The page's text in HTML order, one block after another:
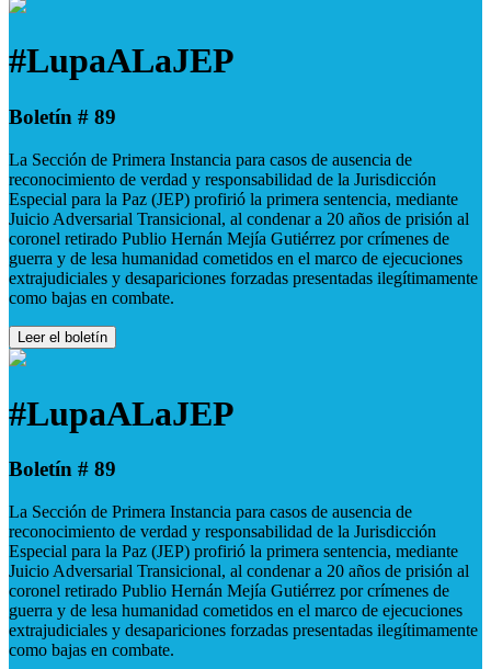
#LupaALaJEP
Boletín # 89
La Sección de Primera Instancia para casos de ausencia de
reconocimiento de verdad y responsabilidad de la Jurisdicción
Especial para la Paz (JEP) profirió la primera sentencia, mediante
Juicio Adversarial Transicional, al condenar a 20 años de prisión al
coronel retirado Publio Hernán Mejía Gutiérrez por crímenes de
guerra y de lesa humanidad cometidos en el marco de ejecuciones
extrajudiciales y desapariciones forzadas presentadas ilegítimamente
como bajas en combate.
Leer el boletín
#LupaALaJEP
Boletín # 89
La Sección de Primera Instancia para casos de ausencia de
reconocimiento de verdad y responsabilidad de la Jurisdicción
Especial para la Paz (JEP) profirió la primera sentencia, mediante
Juicio Adversarial Transicional, al condenar a 20 años de prisión al
coronel retirado Publio Hernán Mejía Gutiérrez por crímenes de
guerra y de lesa humanidad cometidos en el marco de ejecuciones
extrajudiciales y desapariciones forzadas presentadas ilegítimamente
como bajas en combate.